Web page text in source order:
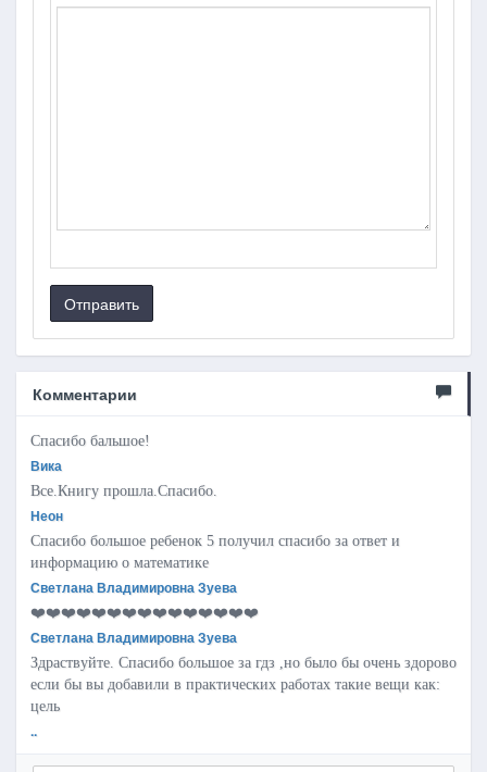
Отправить
Комментарии
Спасибо бальшое!
Вика
Все.Книгу прошла.Спасибо.
Неон
Спасибо большое ребенок 5 получил спасибо за ответ и
информацию о математике
Светлана Владимировна Зуева
❤️❤️❤️❤️❤️❤️❤️❤️❤️❤️❤️❤️❤️❤️❤️
Светлана Владимировна Зуева
Здраствуйте. Спасибо большое за гдз ,но было бы очень здорово
если бы вы добавили в практических работах такие вещи как:
цель
..